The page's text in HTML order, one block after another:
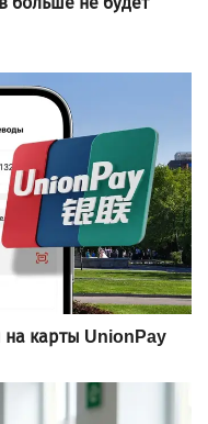
карты UnionPay